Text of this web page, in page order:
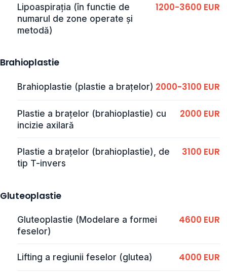
Lipoaspirația (în functie de
numarul de zone operate și
metodă)
1200-3600 EUR
Brahioplastie
Brahioplastie (plastie a brațelor) 2000-3100 EUR
Plastie a brațelor (brahioplastie) cu
incizie axilară
2000 EUR
Plastie a brațelor (brahioplastie), de
tip T-invers
3100 EUR
Gluteoplastie
Gluteoplastie (Modelare a formei
feselor)
4600 EUR
Lifting a regiunii feselor (glutea) 4000 EUR